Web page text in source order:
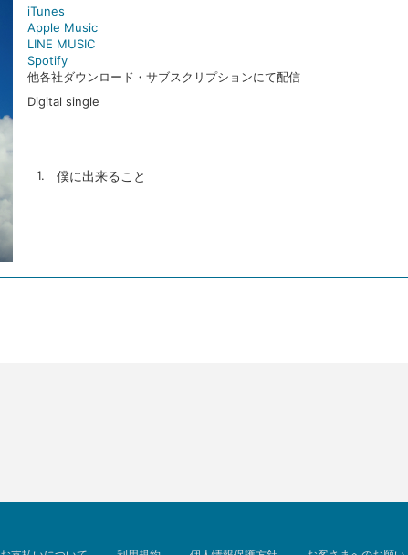
iTunes
Apple Music
LINE MUSIC
Spotify
他各社ダウンロード・サブスクリプションにて配信
Digital single
1. 僕に出来ること